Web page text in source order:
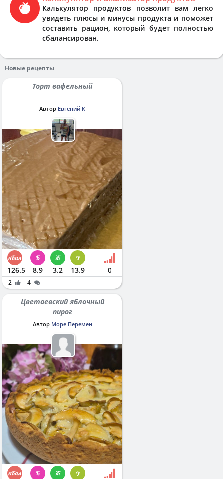
Калькулятор продуктов позволит вам легко
увидеть плюсы и минусы продукта и поможет
составить рацион, который будет полностью
сбалансирован.
Новые рецепты
Торт вафельный
Автор Евгений К
126.5 8.9 3.2 13.9 0
2 4
Цветаевский яблочный
пирог
Автор Море Перемен